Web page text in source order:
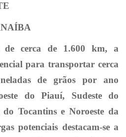
de cerca de 1.600 km, a
para transportar cerca
de grãos por ano
do Piauí, Sudeste do
Tocantins e Noroeste da
potenciais destacam-se a